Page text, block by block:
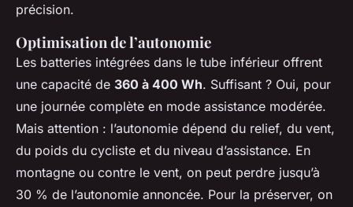
précision.
Optimisation de l’autonomie
Les batteries intégrées dans le tube inférieur offrent
une capacité de 360 à 400 Wh. Suffisant ? Oui, pour
une journée complète en mode assistance modérée.
Mais attention : l’autonomie dépend du relief, du vent,
du poids du cycliste et du niveau d’assistance. En
montagne ou contre le vent, on peut perdre jusqu’à
30 % de l’autonomie annoncée. Pour la préserver, on